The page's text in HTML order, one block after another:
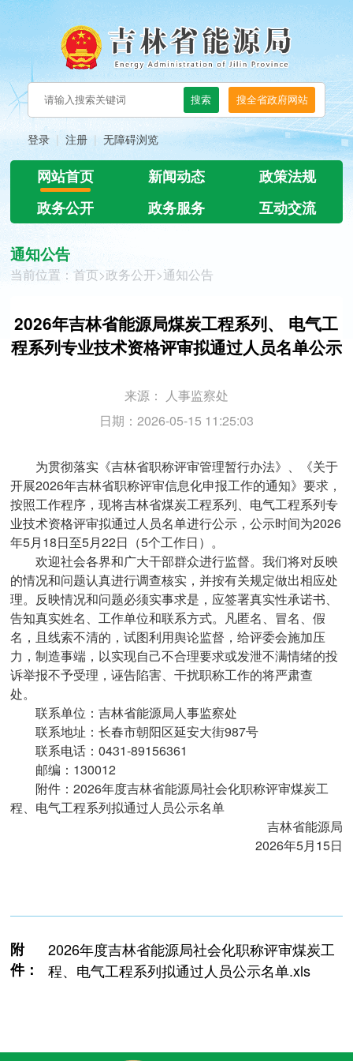
登录 注册 无障碍浏览
网站首页 新闻动态
政策法规
政务公开
政务服务 互动交流
通知公告
当前位置：首页>政务公开>通知公告
2026年吉林省能源局煤炭工程系列、 电气工
程系列专业技术资格评审拟通过人员名单公示
来源：
人事监察处
日期：2026-05-15 11:25:03
为贯彻落实《吉林省职称评审管理暂行办法》、《关于
开展2026年吉林省职称评审信息化申报工作的通知》要求，
按照工作程序，现将吉林省煤炭工程系列、电气工程系列专
业技术资格评审拟通过人员名单进行公示，公示时间为2026
年5月18日至5月22日（5个工作日）。
欢迎社会各界和广大干部群众进行监督。我们将对反映
的情况和问题认真进行调查核实，并按有关规定做出相应处
理。反映情况和问题必须实事求是，应签署真实性承诺书、
告知真实姓名、工作单位和联系方式。凡匿名、冒名、假
名，且线索不清的，试图利用舆论监督，给评委会施加压
力，制造事端，以实现自己不合理要求或发泄不满情绪的投
诉举报不予受理，诬告陷害、干扰职称工作的将严肃查
处。
联系单位：吉林省能源局人事监察处
联系地址：长春市朝阳区延安大街987号
联系电话：0431-89156361
邮编：130012
附件：2026年度吉林省能源局社会化职称评审煤炭工
程、 电气工程系列拟通过人员公示名单
吉林省能源局
2026年5月15日
附
件：
2026年度吉林省能源局社会化职称评审煤炭工
程、电气工程系列拟通过人员公示名单.xls